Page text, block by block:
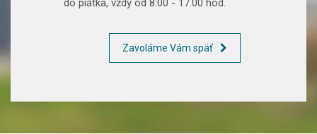
do piatka, vždy od 8:00 - 17.00 hod.
Zavoláme Vám späť